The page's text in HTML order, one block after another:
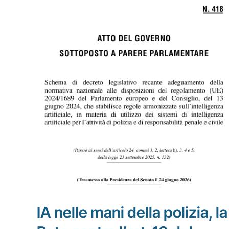
IA nelle mani della polizia, la